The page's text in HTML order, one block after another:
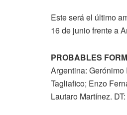
Este será el último
16 de junio frente a
PROBABLES
Argentina:
Tagliafico; Enzo
Lautaro Martínez.